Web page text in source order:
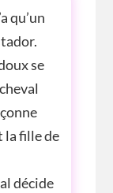
qu’un
se
la fille de
décide